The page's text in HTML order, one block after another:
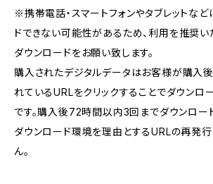
※携帯電話・スマートフォンやタブレットな
ドできない可能性があるため、利用を推奨い
ダウンロードをお願い致します。
購入されたデジタルデータはお客様が購入
れているURLをクリックすることでダウンロ
です。購入後72時間以内3回までダウンロー
ダウンロード環境を理由とするURLの再発行
ん。